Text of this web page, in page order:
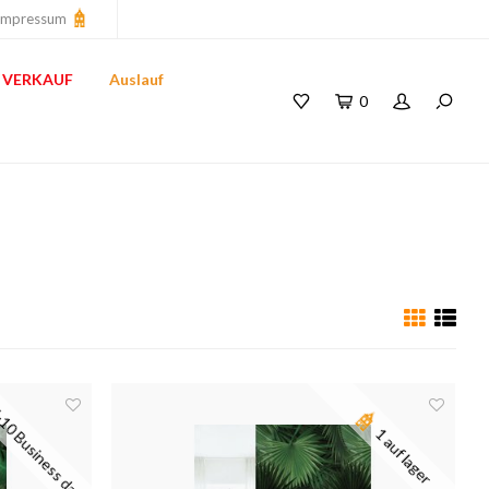
VERKAUF Auslauf
0
days 1 auf lager